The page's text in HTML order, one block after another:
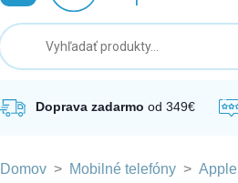
Doprava zadarmo od 349€
Domov > Mobilné telefóny > Apple